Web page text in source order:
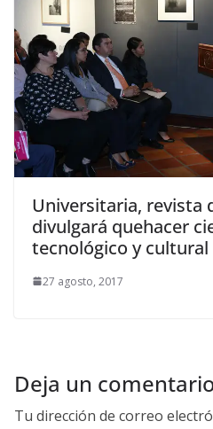
Universitaria, revista
divulgará quehacer
tecnológico y cultural
27 agosto, 2017
Deja un
Tu dirección de correo